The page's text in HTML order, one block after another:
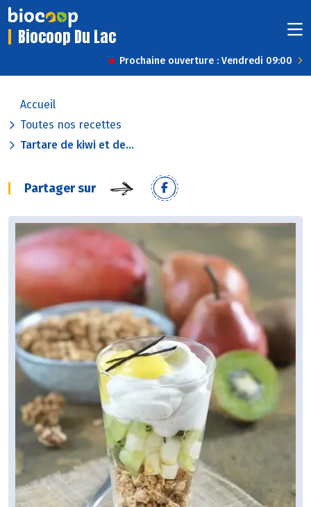
Biocoop Du Lac
Prochaine ouverture : Vendredi 09:00
Accueil
Toutes nos recettes
Tartare de kiwi et de...
Partager sur